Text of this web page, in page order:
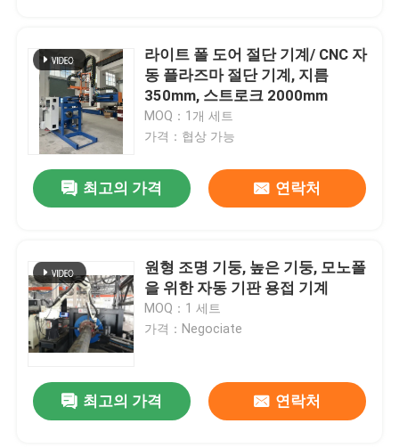
라이트 폴 도어 절단 기계/ CNC 자
동 플라즈마 절단 기계, 지름
350mm, 스트로크 2000mm
MOQ：1개 세트
가격：협상 가능
최고의 가격 연락처
원형 조명 기둥, 높은 기둥, 모노폴
을 위한 자동 기판 용접 기계
MOQ：1 세트
가격：Negociate
최고의 가격 연락처